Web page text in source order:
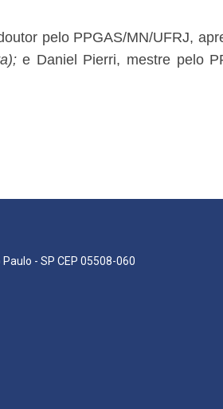
pelo PPGAS/MN/UFRJ,
e Daniel Pierri, mestre pelo
- SP CEP 05508-060